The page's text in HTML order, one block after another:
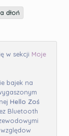
dłoń
w sekcji Moje
bajek na
Hello Zoś
Bluetooth